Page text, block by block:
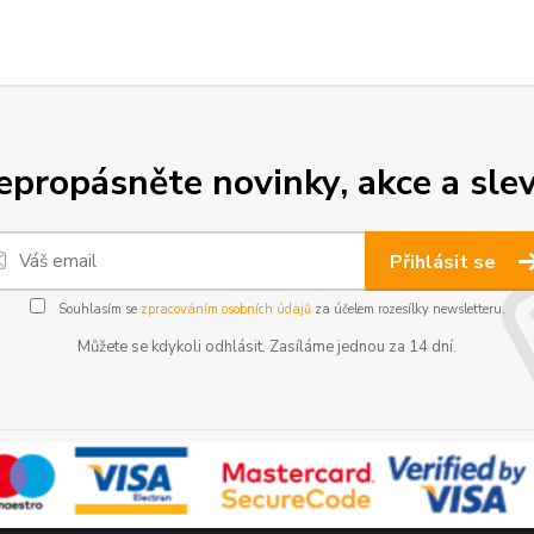
novinky, akce a
Přihlásit se
Souhlasím se zpracováním osobních údajůza účelem rozesílky newsletteru.
Můžete se kdykoli odhlásit. Zasíláme jednou za 14 dní.